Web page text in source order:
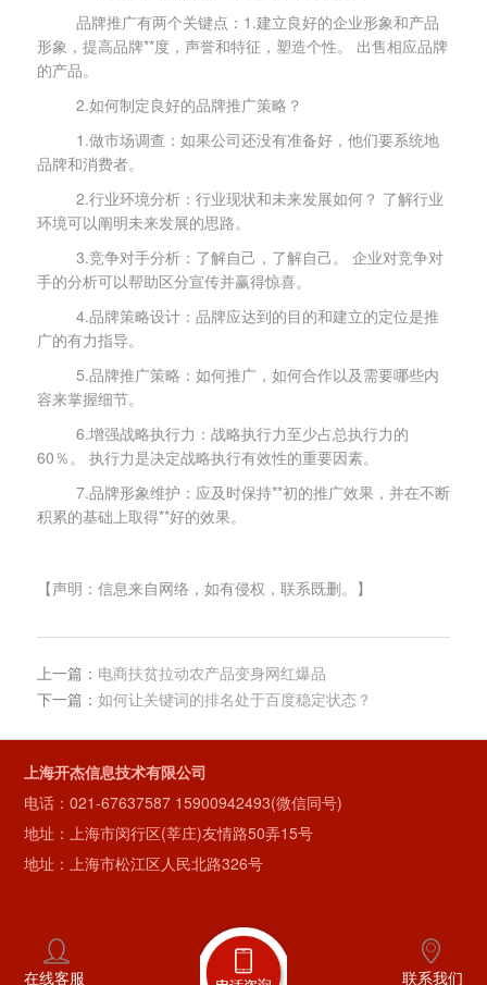
品牌推广有两个关键点：1.建立良好的企业形象和产品
形象，提高品牌**度，声誉和特征，塑造个性。 出售相应品牌
的产品。
2.如何制定良好的品牌推广策略？
1.做市场调查：如果公司还没有准备好，他们要系统地
品牌和消费者。
2.行业环境分析：行业现状和未来发展如何？ 了解行业
环境可以阐明未来发展的思路。
3.竞争对手分析：了解自己，了解自己。 企业对竞争对
手的分析可以帮助区分宣传并赢得惊喜。
4.品牌策略设计：品牌应达到的目的和建立的定位是推
广的有力指导。
5.品牌推广策略：如何推广，如何合作以及需要哪些内
容来掌握细节。
6.增强战略执行力：战略执行力至少占总执行力的
60％。 执行力是决定战略执行有效性的重要因素。
7.品牌形象维护：应及时保持**初的推广效果，并在不断
积累的基础上取得**好的效果。
【声明：信息来自网络，如有侵权，联系既删。】
上一篇： 电商扶贫拉动农产品变身网红爆品
下一篇： 如何让关键词的排名处于百度稳定状态？
上海开杰信息技术有限公司
电话：021-67637587 15900942493(微信同号)
地址：上海市闵行区(莘庄)友情路50弄15号
地址：上海市松江区人民北路326号
在线客服 联系我们